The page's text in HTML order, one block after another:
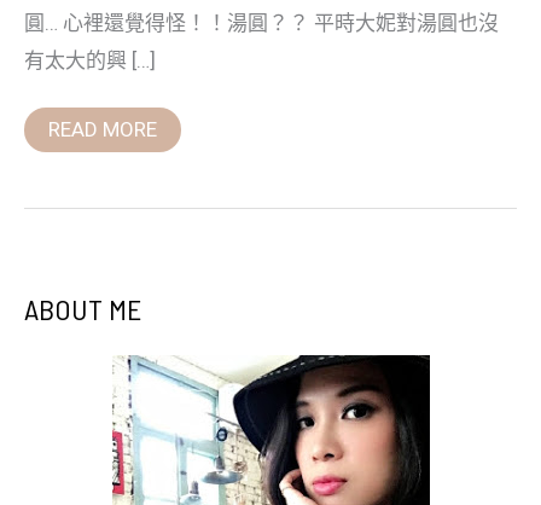
圓… 心裡還覺得怪！！湯圓？？ 平時大妮對湯圓也沒
有太大的興 […]
READ MORE
ABOUT ME